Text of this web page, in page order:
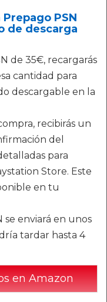
PSN
de descarga
de 35€, recargarás
cantidad para
descargable en la
recibirás un
del
para
Store. Este
en tu
se enviará en unos
tardar hasta 4
en Amazon